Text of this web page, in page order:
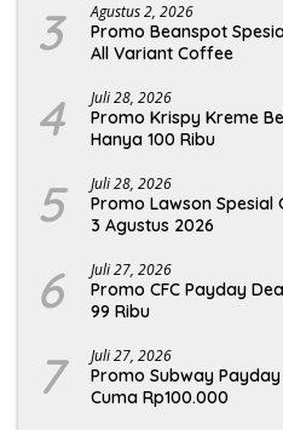
3 Agustus 2, 2026
Promo Beanspot
All Variant Coffee
4 Juli 28, 2026
Promo Krispy Kreme
Hanya 100 Ribu
5 Juli 28, 2026
Promo Lawson Spesial
3 Agustus 2026
6 Juli 27, 2026
Promo CFC Payday
99 Ribu
7 Juli 27, 2026
Promo Subway
Cuma Rp100.000